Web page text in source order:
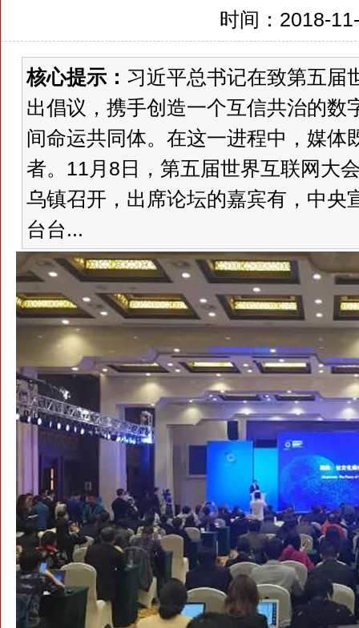
时间：2018-
核心提示： 习近平总书记在致第五届
出倡议，携手创造一个互信共治的数
间命运共同体。在这一进程中，媒体
者。11月8日，第五届世界互联网大
乌镇召开，出席论坛的嘉宾有，中央
台台...